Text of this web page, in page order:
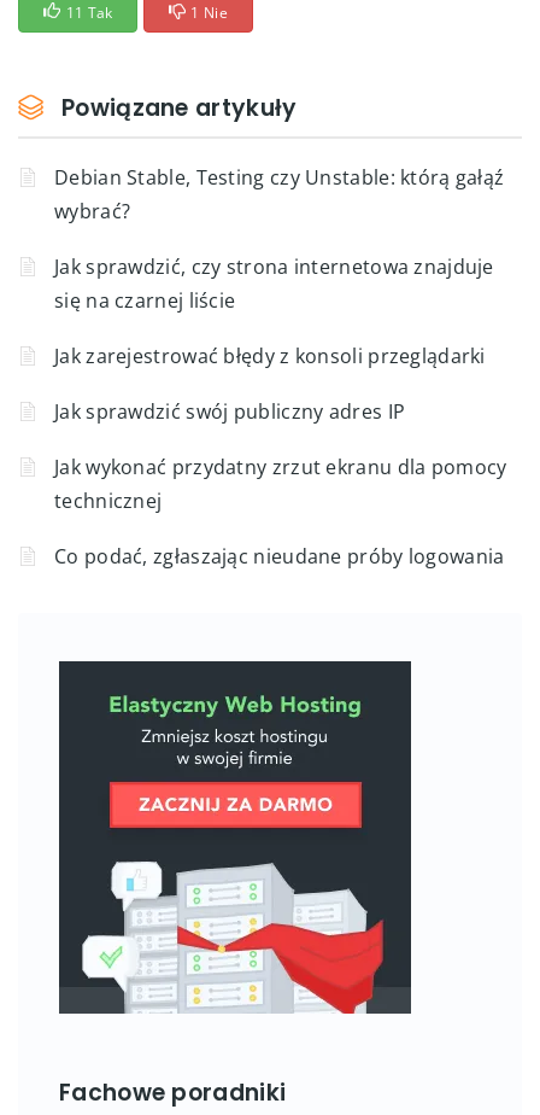
11 Tak 1 Nie
Powiązane artykuły
Debian Stable, Testing czy Unstable: którą gałąź
wybrać?
Jak sprawdzić, czy strona internetowa znajduje
się na czarnej liście
Jak zarejestrować błędy z konsoli przeglądarki
Jak sprawdzić swój publiczny adres IP
Jak wykonać przydatny zrzut ekranu dla pomocy
technicznej
Co podać, zgłaszając nieudane próby logowania
Fachowe poradniki